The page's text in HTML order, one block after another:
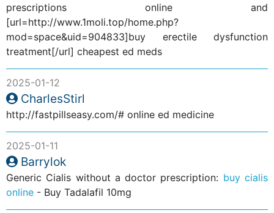
prescriptions online and
[url=http://www.1moli.top/home.php?
mod=space&uid=904833]buy erectile dysfunction
treatment[/url] cheapest ed meds
2025-01-12
CharlesStirl
http://fastpillseasy.com/# online ed medicine
2025-01-11
Barrylok
Generic Cialis without a doctor prescription: buy cialis
online - Buy Tadalafil 10mg